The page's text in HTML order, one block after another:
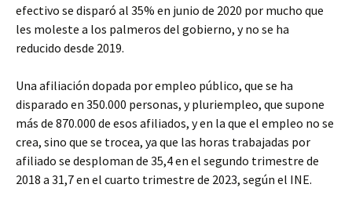
efectivo se disparó al 35% en junio de 2020 por mucho que
les moleste a los palmeros del gobierno, y no se ha
reducido desde 2019.
Una afiliación dopada por empleo público, que se ha
disparado en 350.000 personas, y pluriempleo, que supone
más de 870.000 de esos afiliados, y en la que el empleo no se
crea, sino que se trocea, ya que las horas trabajadas por
afiliado se desploman de 35,4 en el segundo trimestre de
2018 a 31,7 en el cuarto trimestre de 2023, según el INE.